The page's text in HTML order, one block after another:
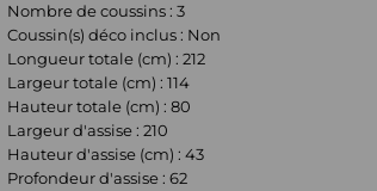
Nombre de coussins : 3
Coussin(s) déco inclus : Non
Longueur totale (cm) : 212
Largeur totale (cm) : 114
Hauteur totale (cm) : 80
Largeur d'assise : 210
Hauteur d'assise (cm) : 43
Profondeur d'assise : 62